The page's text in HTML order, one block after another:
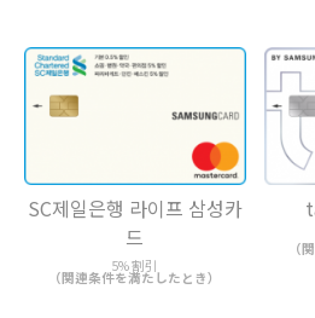
SC제일은행 라이프 삼성카
드
5% 割引
（関連条件を満たしたとき）
（